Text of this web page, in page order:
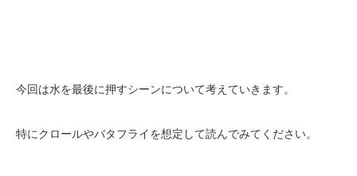
今回は水を最後に押すシーンについて考えていきます。
特にクロールやバタフライを想定して読んでみてください。